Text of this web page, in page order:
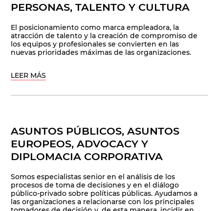
PERSONAS, TALENTO Y CULTURA
El posicionamiento como marca empleadora, la
atracción de talento y la creación de compromiso de
los equipos y profesionales se convierten en las
nuevas prioridades máximas de las organizaciones.
LEER MÁS
ASUNTOS PÚBLICOS, ASUNTOS
EUROPEOS, ADVOCACY Y
DIPLOMACIA CORPORATIVA
Somos especialistas senior en el análisis de los
procesos de toma de decisiones y en el diálogo
público-privado sobre políticas públicas. Ayudamos a
las organizaciones a relacionarse con los principales